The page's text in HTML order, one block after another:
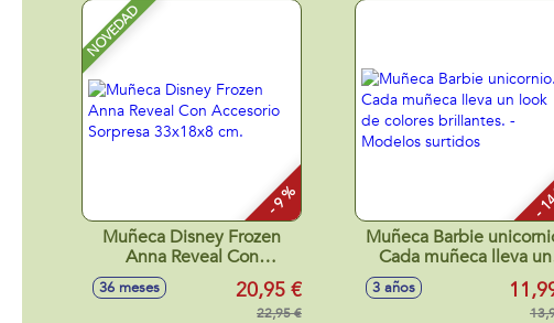
NOVEDAD
- 9 %
Muñeca Disney Frozen
Anna Reveal Con
Accesorio Sorpresa
33x18x8 cm.
36 meses 20,95 €
22,95 €
-
Muñeca Barbie
Cada muñeca lleva un
look de colores
Modelos surtidos
3 años